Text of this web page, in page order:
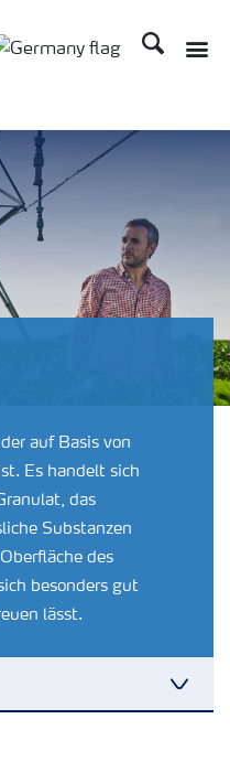
Suchen
auf Basis von
Es handelt sich
das
Substanzen
des
besonders gut
lässt.